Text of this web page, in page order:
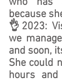
because
👌2023:
we
and soon,
She could
hours